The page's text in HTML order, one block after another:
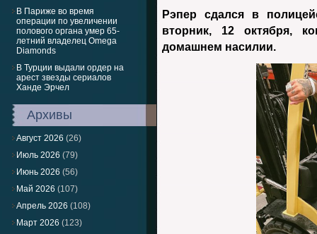
В Париже во время
операции по увеличении
полового органа умер 65-
летний владелец Omega
Diamonds
В Турции выдали ордер на
арест звезды сериалов
Ханде Эрчел
Архивы
Август 2026 (26)
Июль 2026 (79)
Июнь 2026 (56)
Май 2026 (107)
Апрель 2026 (108)
Март 2026 (123)
Рэпер сдался в
вторник, 12 октября,
домашнем насилии.